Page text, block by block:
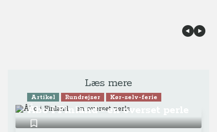
Læs mere
Artikel Rundrejser Kør-selv-ferie
Åbo i Finland - en overset perle